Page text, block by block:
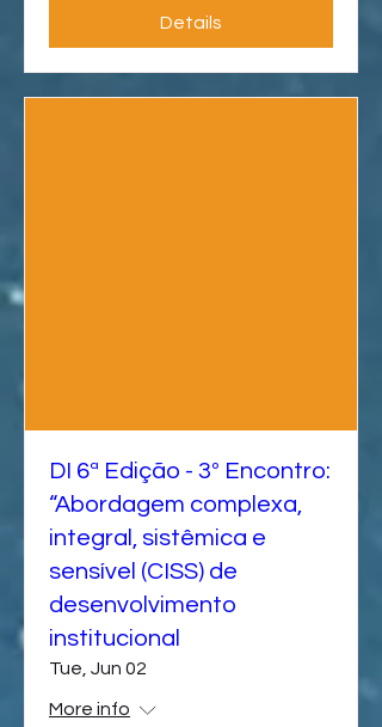
Details
DI 6ª Edição - 3º Encontro:
“Abordagem complexa,
integral, sistêmica e
sensível (CISS) de
desenvolvimento
institucional
Tue, Jun 02
More info